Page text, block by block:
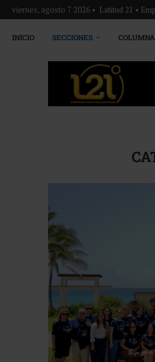
viernes, agosto 7 2026 • Latitud 21 •
INICIO SECCIONES